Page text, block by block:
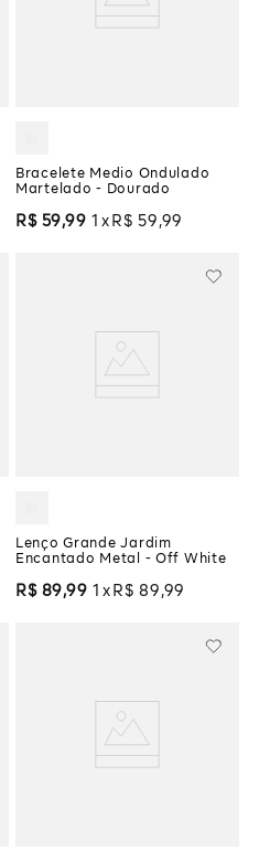
Bracelete Medio Ondulado
Martelado - Dourado
R$ 59,99 1 R$ 59 ,99
Lenço Grande Jardim
Encantado Metal - Off White
R$ 89,99 1 R$ 89 ,99